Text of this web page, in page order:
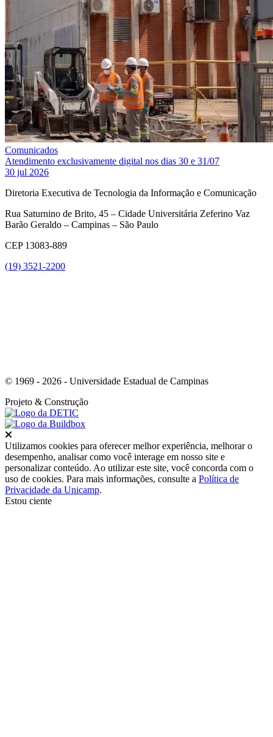
Comunicados
Atendimento exclusivamente digital nos dias 30 e 31/07
30 jul 2026
Diretoria Executiva de Tecnologia da Informação e Comunicação
Rua Saturnino de Brito, 45 – Cidade Universitária Zeferino Vaz
Barão Geraldo – Campinas – São Paulo
CEP 13083-889
(19) 3521-2200
© 1969 - 2026 - Universidade Estadual de Campinas
Projeto & Construção
Utilizamos cookies para oferecer melhor experiência, melhorar o
desempenho, analisar como você interage em nosso site e
personalizar conteúdo. Ao utilizar este site, você concorda com o
uso de cookies. Para mais informações, consulte a Política de
Privacidade da Unicamp.
Estou ciente